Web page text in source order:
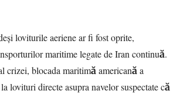
loviturile aeriene ar fi fost oprite,
maritime legate de Iran continuă.
crizei, blocada maritimă americană a
lovituri directe asupra navelor suspectate că